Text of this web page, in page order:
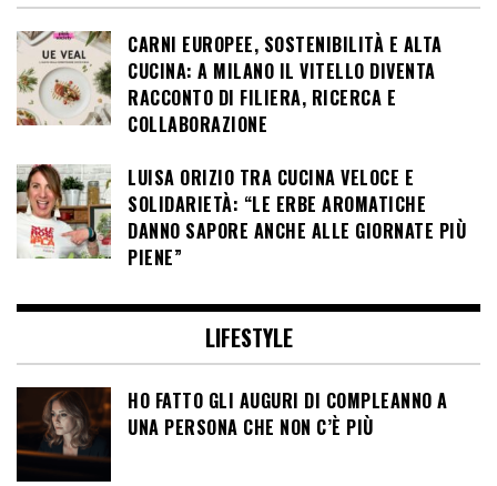
CARNI EUROPEE, SOSTENIBILITÀ E ALTA
CUCINA: A MILANO IL VITELLO DIVENTA
RACCONTO DI FILIERA, RICERCA E
COLLABORAZIONE
LUISA ORIZIO TRA CUCINA VELOCE E
SOLIDARIETÀ: “LE ERBE AROMATICHE
DANNO SAPORE ANCHE ALLE GIORNATE PIÙ
PIENE”
LIFESTYLE
HO FATTO GLI AUGURI DI COMPLEANNO A
UNA PERSONA CHE NON C’È PIÙ